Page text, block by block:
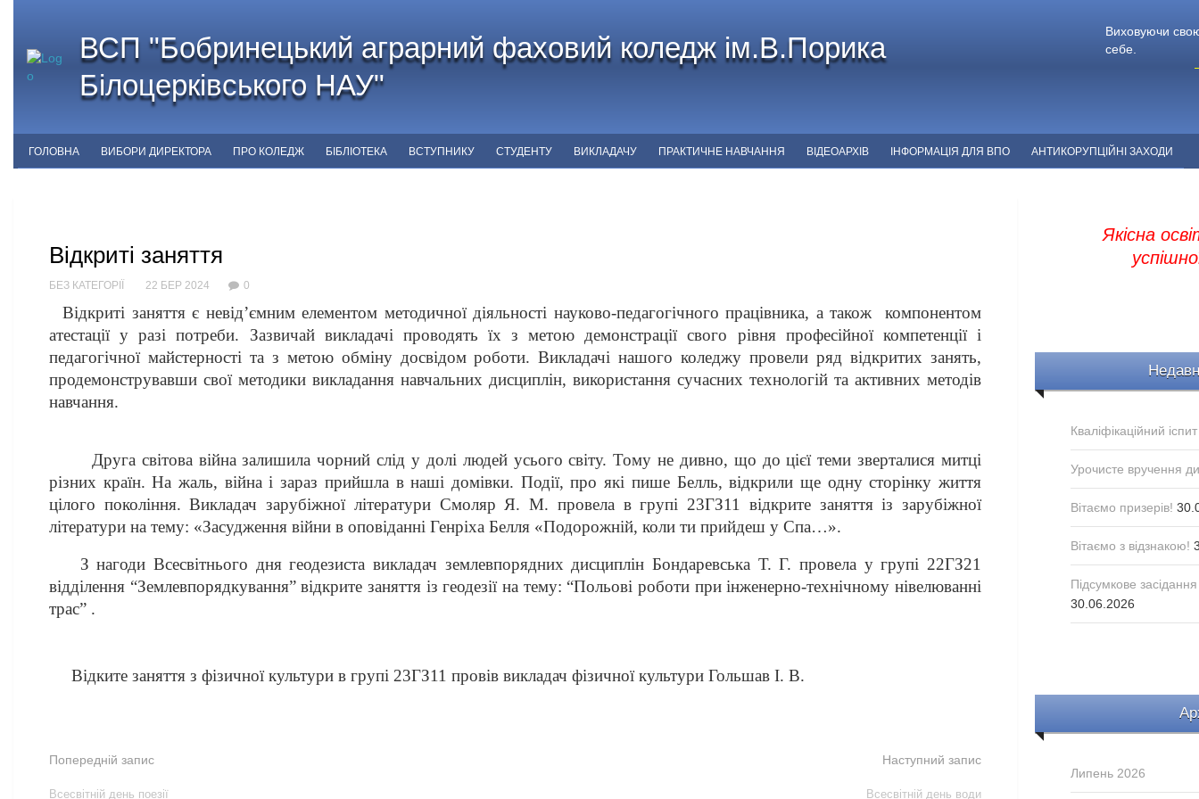
ВСП "Бобринецький аграрний фаховий коледж ім.В.Порика
Білоцерківського НАУ"
Виховуючи
себе.
ГОЛОВНА ВИБОРИ ДИРЕКТОРА ПРО КОЛЕДЖ БІБЛІОТЕКА ВСТУПНИКУ СТУДЕНТУ ВИКЛАДАЧУ ПРАКТИЧНЕ НАВЧАННЯ ВІДЕОАРХІВ ІНФОРМАЦІЯ ДЛЯ ВПО АНТИКОРУПЦІЙНІ ЗАХОДИ
Відкриті заняття
БЕЗ КАТЕГОРІЇ 22 БЕР 2024 0
Відкриті заняття є невід’ємним елементом методичної діяльності науково-педагогічного працівника, а також компонентом
атестації у разі потреби. Зазвичай викладачі проводять їх з метою демонстрації свого рівня професійної компетенції і
педагогічної майстерності та з метою обміну досвідом роботи. Викладачі нашого коледжу провели ряд відкритих занять,
продемонструвавши свої методики викладання навчальних дисциплін, використання сучасних технологій та активних методів
навчання.
Друга світова війна залишила чорний слід у долі людей усього світу. Тому не дивно, що до цієї теми зверталися митці
різних країн. На жаль, війна і зараз прийшла в наші домівки. Події, про які пише Белль, відкрили ще одну сторінку життя
цілого покоління. Викладач зарубіжної літератури Смоляр Я. М. провела в групі 23ГЗ11 відкрите заняття із зарубіжної
літератури на тему: «Засудження війни в оповіданні Генріха Белля «Подорожній, коли ти прийдеш у Спа…».
З нагоди Всесвітнього дня геодезиста викладач землевпорядних дисциплін Бондаревська Т. Г. провела у групі 22ГЗ21
відділення “Землевпорядкування”відкрите заняття із геодезії на тему: “Польові роботи при інженерно-технічному нівелюванні
трас” .
Відките заняття з фізичної культури в групі 23ГЗ11 провів викладач фізичної культури Гольшав І. В.
Попередній запис
Всесвітній день поезії
Наступний запис
Всесвітній день води
Якісна
Кваліфікаційний іспит
Урочисте вручення
Вітаємо призерів!
Вітаємо з відзнакою!
Підсумкове
30.06.2026
Липень 2026